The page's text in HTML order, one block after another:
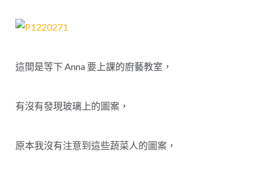
這間是等下 Anna 要上課的廚藝教室，
有沒有發現玻璃上的圖案，
原本我沒有注意到這些蔬菜人的圖案，